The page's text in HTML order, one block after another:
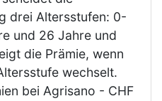
drei Altersstufen: 0-
und 26 Jahre und
die Prämie, wenn
wechselt.
bei Agrisano - CHF